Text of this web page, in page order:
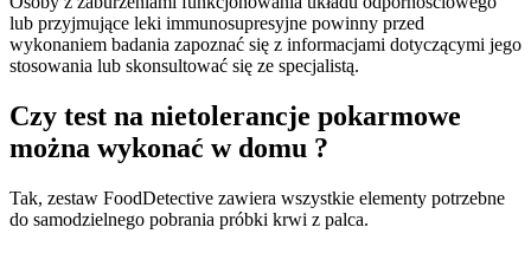
lub przyjmujące leki immunosupresyjne powinny przed
wykonaniem badania zapoznać się z informacjami dotyczącymi jego
stosowania lub skonsultować się ze specjalistą.
Czy test na nietolerancje pokarmowe
można wykonać w domu ?
Tak, zestaw FoodDetective zawiera wszystkie elementy potrzebne
do samodzielnego pobrania próbki krwi z palca.